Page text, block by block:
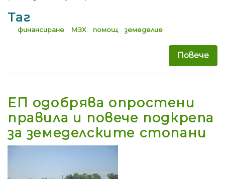
Таг
финансиране МЗХ помощ земеделие
Повече
ЕП одобрява опростени
правила и повече подкрепа
за земеделските стопани